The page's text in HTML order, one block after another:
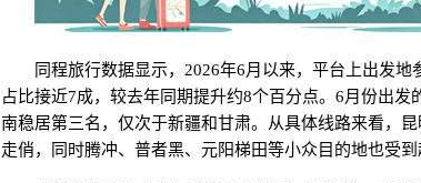
同程旅行数据显示，2026年6月以来，平台上出发
占比接近7成，较去年同期提升约8个百分点。6月份出发
南稳居第三名，仅次于新疆和甘肃。从具体线路来看，
走俏，同时腾冲、普者黑、元阳梯田等小众目的地也受到